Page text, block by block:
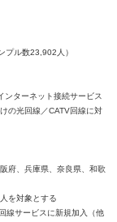
プル数23,902人）
ンターネット接続サービス
の光回線／CATV回線に対
府、兵庫県、奈良県、和歌
を対象とする
線サービスに新規加入（他